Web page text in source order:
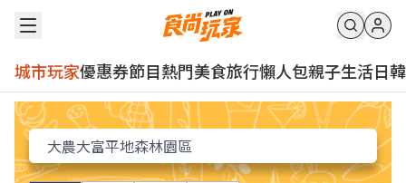
城市玩家優惠券節目熱門美食旅行懶人包親子生活日韓